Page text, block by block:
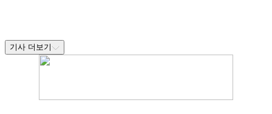
기사 더보기